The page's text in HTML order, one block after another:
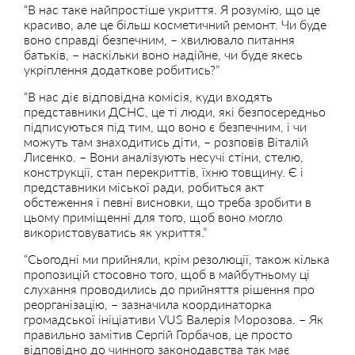
“В нас таке найпростіше укриття. Я розумію, що це
красиво, але це більш косметичний ремонт. Чи буде
воно справді безпечним, – хвилювало питання
батьків, – наскільки воно надійне, чи буде якесь
укріплення додаткове робитись?”
“В нас діє відповідна комісія, куди входять
представники ДСНС, це ті люди, які безпосередньо
підписуються під тим, що воно є безпечним, і чи
можуть там знаходитись діти, – розповів Віталій
Лисенко. – Вони аналізують несучі стіни, стелю,
конструкції, стан перекриттів, їхню товщину. Є і
представники міської ради, робиться акт
обстеження і певні висновки, що треба зробити в
цьому приміщенні для того, щоб воно могло
використовуватись як укриття.”
“Сьогодні ми прийняли, крім резолюції, також кілька
пропозицій стосовно того, щоб в майбутньому ці
слухання проводились до прийняття рішення про
реорганізацію, – зазначила координаторка
громадської ініціативи VUS Валерія Морозова. – Як
правильно замітив Сергій Горбачов, це просто
відповідно до чинного законодавства так має